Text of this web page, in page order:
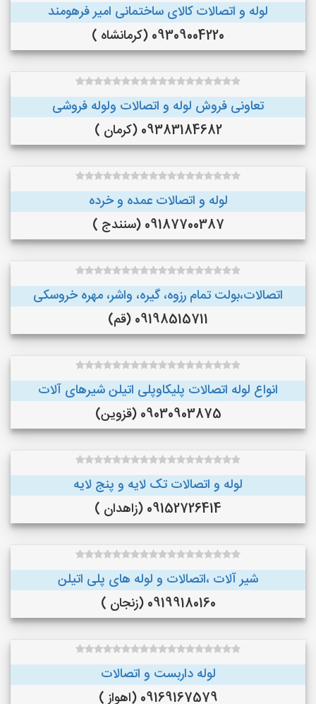
لوله و اتصالات کالای ساختمانی امیر فرهومند
09309004220 (کرمانشاه )
تعاونی فروش لوله و اتصالات ولوله فروشی
09383184682 (کرمان )
لوله و اتصالات عمده و خرده
09187700387 (سنندج )
اتصالات،بولت تمام رزوه، گیره، واشر، مهره خروسکی
09198515711 (قم)
انواع لوله اتصالات پلیکاوپلی اتیلن ‌شیرهای آلات
09030903875 (قزوین)
لوله و اتصالات تک لایه و پنج لایه
09152726414 (زاهدان )
شیر آلات ،اتصالات و لوله های پلی اتیلن
09199180160 (زنجان )
لوله داربست و اتصالات
09169167579 (اهواز )